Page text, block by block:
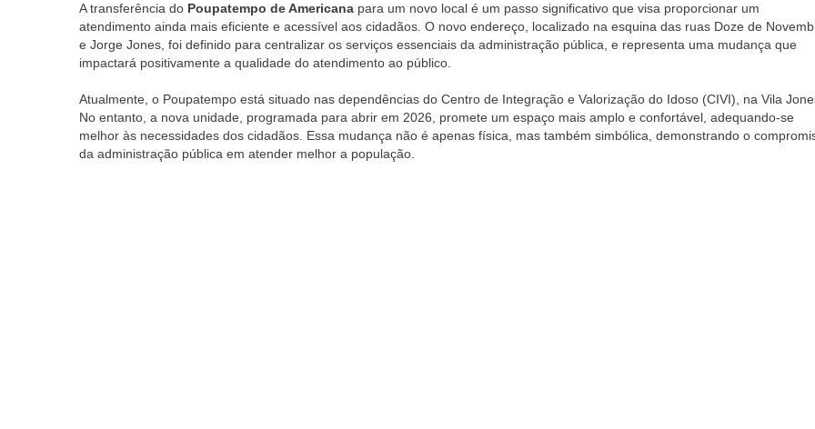
A transferência do Poupatempo de Americana para um novo local é um passo significativo que visa proporcionar um
atendimento ainda mais eficiente e acessível aos cidadãos. O novo endereço, localizado na esquina das ruas Doze de
e Jorge Jones, foi definido para centralizar os serviços essenciais da administração pública, e representa uma mudança que
impactará positivamente a qualidade do atendimento ao público.
Atualmente, o Poupatempo está situado nas dependências do Centro de Integração e Valorização do Idoso (CIVI), na Vila
No entanto, a nova unidade, programada para abrir em 2026, promete um espaço mais amplo e confortável, adequando-se
melhor às necessidades dos cidadãos. Essa mudança não é apenas física, mas também simbólica, demonstrando o
da administração pública em atender melhor a população.